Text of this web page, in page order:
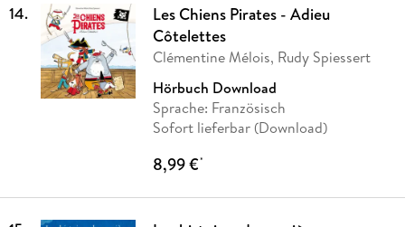
14.
Les Chiens Pirates - Adieu
Côtelettes
Clémentine Mélois, Rudy Spiessert
Hörbuch Download
Sprache: Französisch
Sofort lieferbar (Download)
8,99 €*